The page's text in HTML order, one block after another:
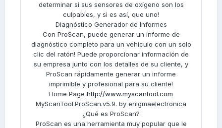
determinar si sus sensores de oxígeno son los
culpables, y si es así, que uno!
Diagnóstico Generador de Informes
Con ProScan, puede generar un informe de
diagnóstico completo para un vehículo con un solo
clic del ratón! Puede proporcionar información de
su empresa junto con los detalles de su cliente, y
ProScan rápidamente generar un informe
imprimible y profesional para su cliente!
Home Page http://www.myscantool.com
MyScanTool.ProScan.v5.9. by enigmaelectronica
¿Qué es ProScan?
ProScan es una herramienta muy popular que le